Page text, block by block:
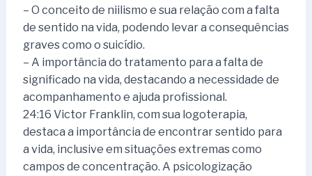
– O conceito de niilismo e sua relação com a falta
de sentido na vida, podendo levar a consequências
graves como o suicídio.
– A importância do tratamento para a falta de
significado na vida, destacando a necessidade de
acompanhamento e ajuda profissional.
24:16 Victor Franklin, com sua logoterapia,
destaca a importância de encontrar sentido para
a vida, inclusive em situações extremas como
campos de concentração. A psicologização